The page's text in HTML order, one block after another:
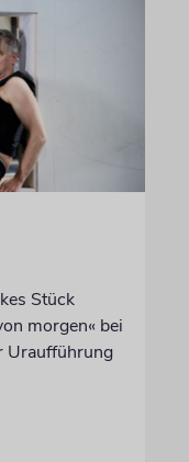
Stück
morgen« bei
Uraufführung